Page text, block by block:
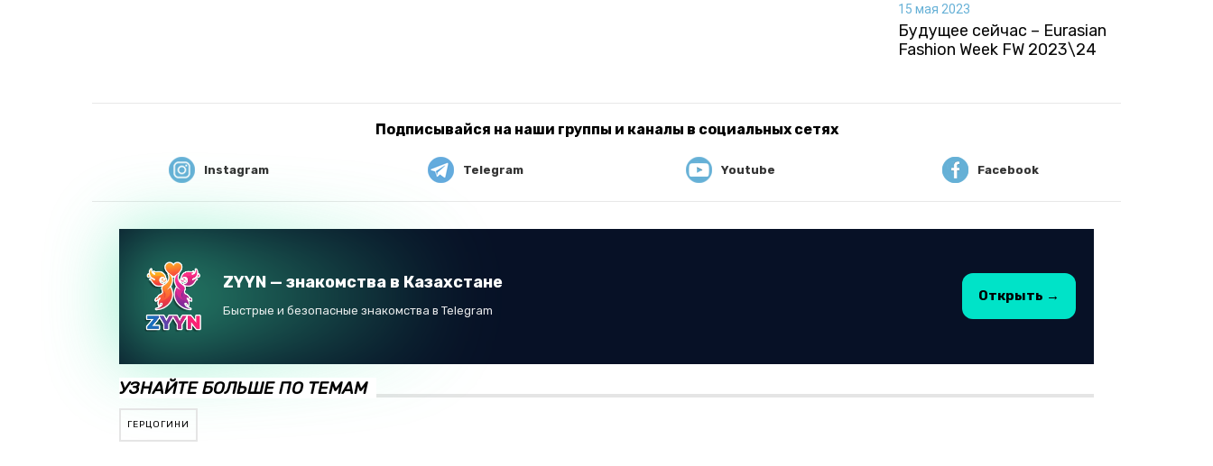
15 мая 2023
Будущее сейчас – Eurasian
Fashion Week FW 2023\24
Подписывайся на наши группы и каналы в социальных сетях
Instagram Telegram Youtube Facebook
ZYYN — знакомства в Казахстане
Быстрые и безопасные знакомства в Telegram
Открыть →
УЗНАЙТЕ БОЛЬШЕ ПО ТЕМАМ
ГЕРЦОГИНИ